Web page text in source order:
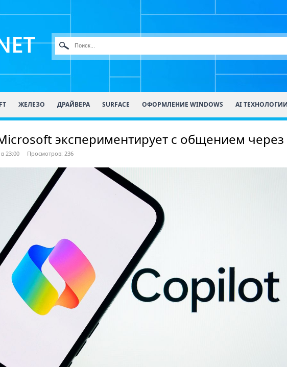
ЖЕЛЕЗО ДРАЙВЕРА SURFACE ОФОРМЛЕНИЕ WINDOWS AI ТЕХНОЛОГИИ
экспериментирует с общением
23:00 Просмотров: 236